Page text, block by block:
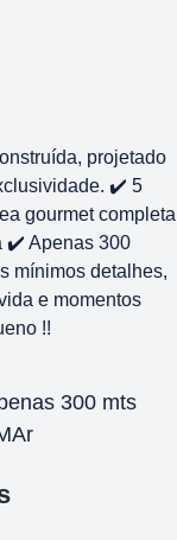
projetado
✔️ 5
gourmet completa
✔️ Apenas 300
mínimos detalhes,
e momentos
!!
300 mts